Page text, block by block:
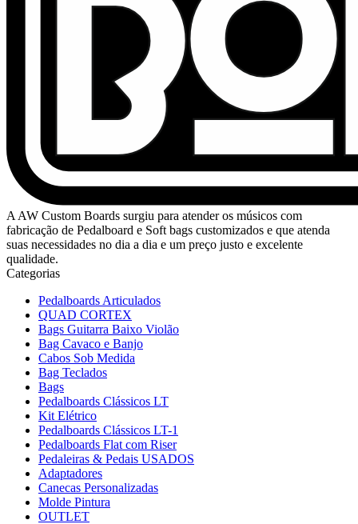
A AW Custom Boards surgiu para atender os músicos com
fabricação de Pedalboard e Soft bags customizados e que atenda
suas necessidades no dia a dia e um preço justo e excelente
qualidade.
Categorias
Pedalboards Articulados
QUAD CORTEX
Bags Guitarra Baixo Violão
Bag Cavaco e Banjo
Cabos Sob Medida
Bag Teclados
Bags
Pedalboards Clássicos LT
Kit Elétrico
Pedalboards Clássicos LT-1
Pedalboards Flat com Riser
Pedaleiras & Pedais USADOS
Adaptadores
Canecas Personalizadas
Molde Pintura
OUTLET